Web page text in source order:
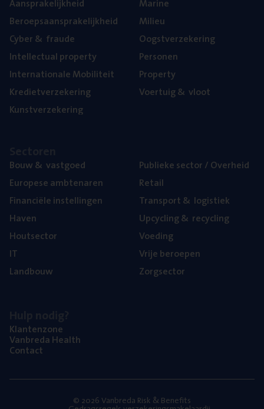
Beroeps­aan­spra­ke­lijk­heid
Cyber& fraude
Intel­lec­tu­al property
Inter­na­ti­o­na­le Mobiliteit
Kre­diet­ver­ze­ke­ring
Kunst­ver­ze­ke­ring
Mili­eu
Oogst­ver­ze­ke­ring
Per­so­nen
Pro­per­ty
Voer­tuig& vloot
Bouw& vastgoed
Euro­pe­se ambtenaren
Finan­ci­ë­le instellingen
Haven
Hout­sec­tor
IT
Land­bouw
Publie­ke sec­tor / Overheid
Retail
Trans­port& logistiek
Upcy­cling& recycling
Voe­ding
Vrije beroe­pen
Zorg­sec­tor
Klan­ten­zo­ne
Van­b­re­da Health
Con­tact
© 2026 Vanbreda Risk & Benefits